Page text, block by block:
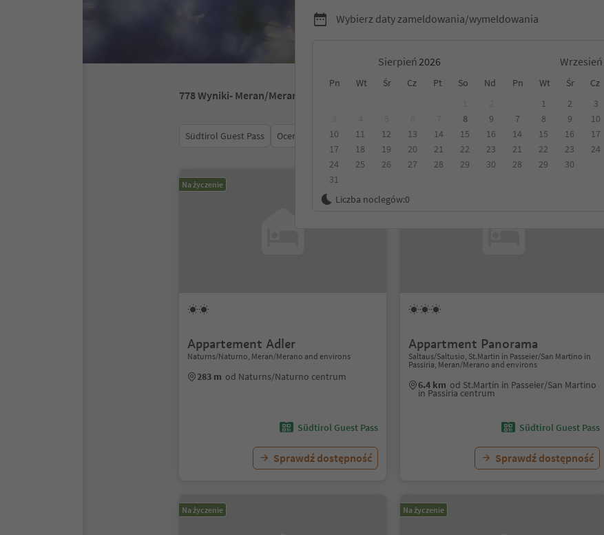
Wybierz daty zameldowania/wymeldowania
Sierpień Wrzesień
Pn Wt Śr Cz Pt So Nd Pn Wt Śr Cz
8
9
10
11 12 13 14 15
16
17
18 19 20 21 22
23
24
25 26 27 28 29
30
31
1 2 3
7
8 9 10
14
15 16 17
21
22 23 24
28
29 30
Liczba noclegów:0
778Wyniki- Meran/Merano i okolice
Südtirol Guest Pass Ocena Kategoria Opcje wyżywienia Ekologiczne zakwaterowanie
Na życzenie
Appartement Adler
Naturns/Naturno, Meran/Merano and environs
283 m od Naturns/Naturno centrum
Südtirol Guest Pass
Sprawdź dostępność
Appartment Panorama
Saltaus/Saltusio, St.Martin in Passeier/San Martino in
Passiria, Meran/Merano and environs
6.4 km od St.Martin in Passeier/San Martino
in Passiria centrum
Südtirol Guest Pass
Sprawdź dostępność
Na życzenie Na życzenie